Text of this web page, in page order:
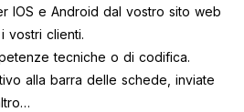
IOS e Android dal vostro sito web
vostri clienti.
tecniche o di codifica.
alla barra delle schede, inviate